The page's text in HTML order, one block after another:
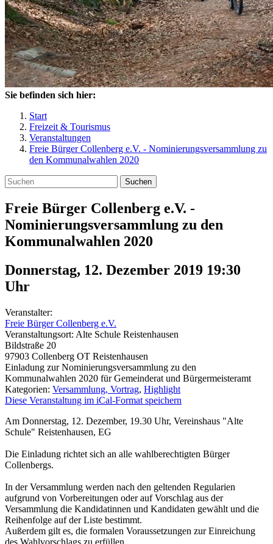
Sie befinden sich hier:
Start
Freizeit & Tourismus
Veranstaltungen
Freie Bürger Collenberg e.V. - Nominierungsversammlung zu
den Kommunalwahlen 2020
Suchen
Freie Bürger Collenberg e.V. -
Nominierungsversammlung zu den
Kommunalwahlen 2020
Donnerstag, 12. Dezember 2019 19:30
Uhr
Veranstalter:
Freie Bürger Collenberg e.V.
Veranstaltungsort: Alte Schule Reistenhausen
Bildstraße 20
97903 Collenberg OT Reistenhausen
Einladung zur Nominierungsversammlung zu den
Kommunalwahlen 2020 für Gemeinderat und Bürgermeisteramt
Kategorien: Versammlung, Vortrag, Highlight
Diese Veranstaltung im iCal-Format speichern
Am Donnerstag, 12. Dezember, 19.30 Uhr, Vereinshaus "Alte
Schule" Reistenhausen, EG
Die Einladung richtet sich an alle wahlberechtigten Bürger
Collenbergs.
In der Versammlung werden nach den geltenden Regularien
aufgrund von Vorbereitungen oder auf Vorschlag aus der
Versammlung die Kandidatinnen und Kandidaten gewählt und die
Reihenfolge auf der Liste bestimmt.
Außerdem gilt es, die formalen Voraussetzungen zur Einreichung
des Wahlvorschlags zu erfüllen.